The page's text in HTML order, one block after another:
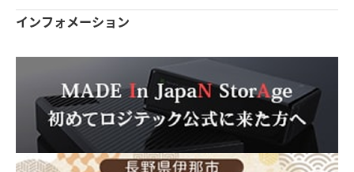
インフォメーション